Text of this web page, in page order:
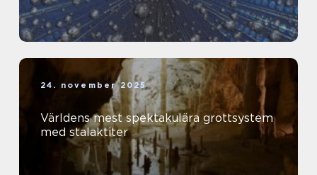
24. november 2025
Världens mest spektakulära grottsystem
med stalaktiter